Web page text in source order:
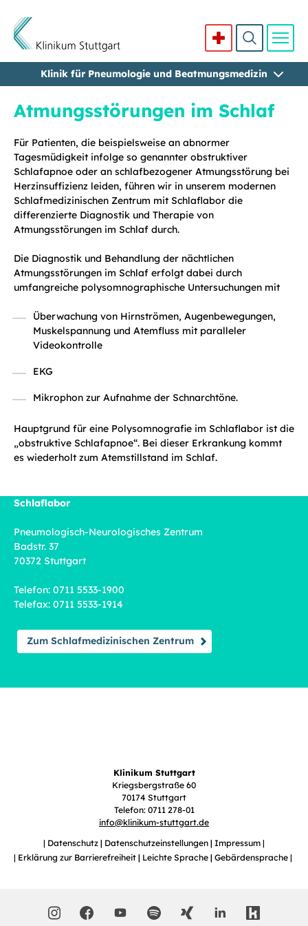
Direkt zum InhaltKlinik für Pneumologie und Beatmungsmedizin
Atmungsstörungen im Schlaf
Für Patienten, die beispielsweise an abnormer
Tagesmüdigkeit infolge so genannter obstruktiver
Schlafapnoe oder an schlafbezogener Atmungsstörung bei
Herzinsuffizienz leiden, führen wir in unserem modernen
Schlafmedizinischen Zentrum mit Schlaﬂabor die
differenzierte Diagnostik und Therapie von
Atmungsstörungen im Schlaf durch.
Die Diagnostik und Behandlung der nächtlichen
Atmungsstörungen im Schlaf erfolgt dabei durch
umfangreiche polysomnographische Untersuchungen mit
Überwachung von Hirnströmen, Augenbewegungen,
Muskelspannung und Atemfluss mit paralleler
Videokontrolle
EKG
Mikrophon zur Aufnahme der Schnarchtöne.
Hauptgrund für eine Polysomnografie im Schlaflabor ist die
„obstruktive Schlafapnoe“. Bei dieser Erkrankung kommt
es wiederholt zum Atemstillstand im Schlaf.
Schlaflabor
Pneumologisch-Neurologisches Zentrum
Badstr. 37
70372 Stuttgart
Telefon: 0711 5533-1900
Telefax: 0711 5533-1914
Zum Schlafmedizinischen Zentrum
Klinikum Stuttgart
Kriegsbergstraße 60
70174 Stuttgart
Telefon: 0711 278-01
info@klinikum-stuttgart.de
Datenschutz
Datenschutzeinstellungen
Impressum
Erklärung zur Barrierefreiheit
Leichte Sprache Gebärdensprache